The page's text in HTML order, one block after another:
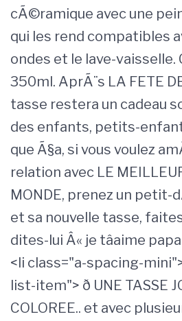
cÃ©ramique avec une
qui les rend compatibles
ondes et le lave-vaisselle.
350ml. AprÃ¨s LA FETE
tasse restera un cadeau
des enfants, petits-
que Ã§a, si vous voulez
relation avec LE
MONDE, prenez un petit-
et sa nouvelle tasse,
dites-lui Â« je tâaime
<li class="a-spacing-
list-item"> ð UNE TASSE
COLOREE.. et avec